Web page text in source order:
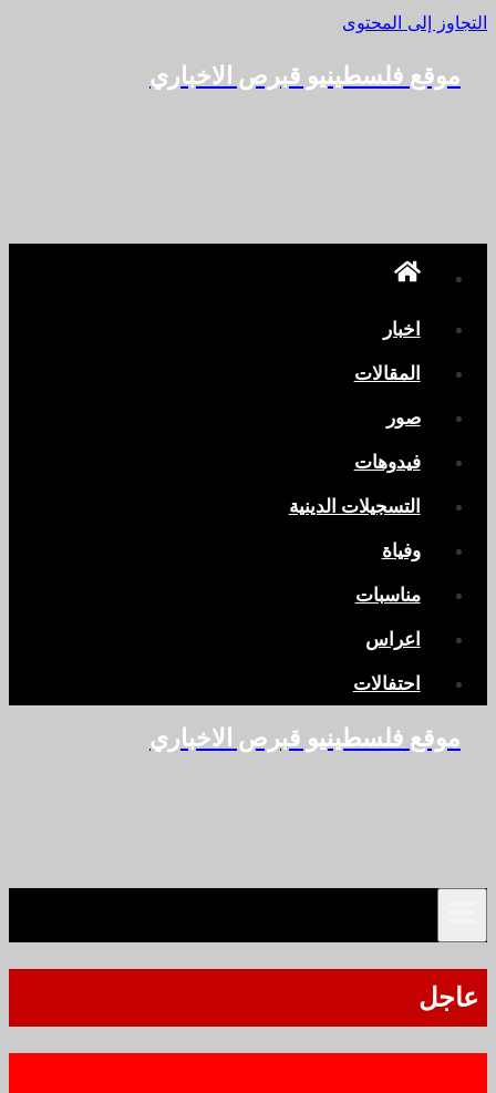
التجاوز إلى المحتوى
موقع فلسطينيو قبرص الاخباري
اخبار
المقالات
صور
فيدوهات
التسجيلات الدينية
وفياة
مناسبات
اعراس
احتفالات
موقع فلسطينيو قبرص الاخباري
عاجل